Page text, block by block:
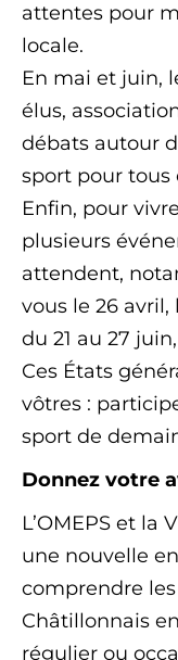
attentes pour
locale.
En mai et juin,
élus,
débats autour
sport pour tous
Enfin, pour
plusieurs
attendent,
vous le 26
du 21 au 27
Ces États
vôtres :
sport de
Donnez votre
L’OMEPS et la
une nouvelle
comprendre
Châtillonnais
régulier ou